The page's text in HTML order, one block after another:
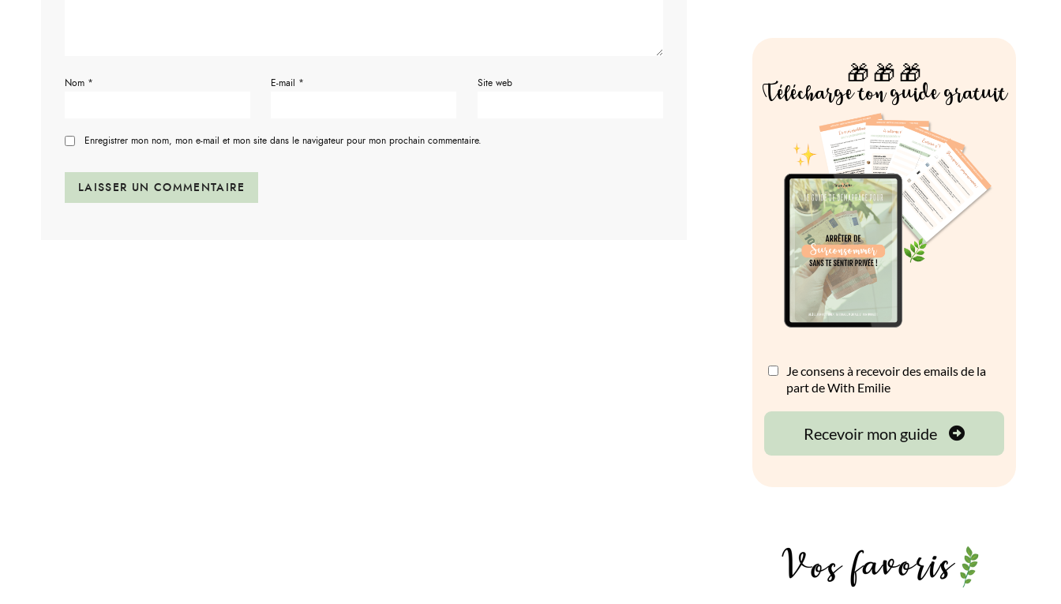
Nom * E-mail * Site web
Enregistrer mon nom, mon e-mail et mon site dans le navigateur pour mon prochain commentaire.